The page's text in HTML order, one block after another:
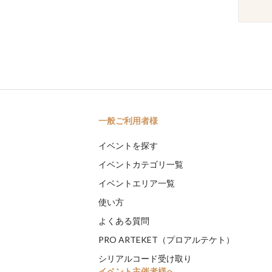
一般ご利用者様
イベントを探す
イベントカテゴリ一覧
イベントエリア一覧
使い方
よくある質問
PRO ARTEKET（プロアルテケト）
シリアルコード受け取り